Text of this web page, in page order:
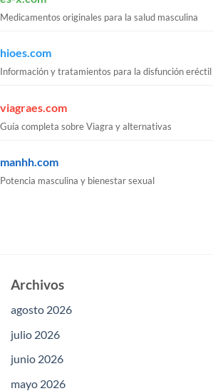
Medicamentos originales para la salud masculina
hioes.com
Información y tratamientos para la disfunción eréctil
viagraes.com
Guía completa sobre Viagra y alternativas
manhh.com
Potencia masculina y bienestar sexual
Archivos
agosto 2026
julio 2026
junio 2026
mayo 2026